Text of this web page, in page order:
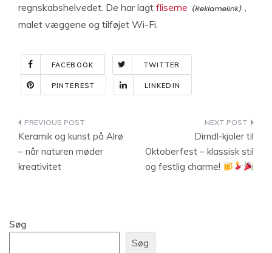
regnskabshelvedet. De har lagt fliserne
malet væggene og tilføjet Wi-Fi.
FACEBOOK TWITTER
PINTEREST LINKEDIN
Indlægsnavigation
Keramik og kunst på Alrø
– når naturen møder
kreativitet
Dirndl-kjoler til
Oktoberfest – klassisk stil
og festlig charme!
Søg
Søg